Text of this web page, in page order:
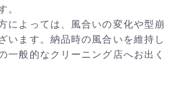
によっては、風合いの変化や型崩
います。納品時の風合いを維持し
一般的なクリーニング店へお出く